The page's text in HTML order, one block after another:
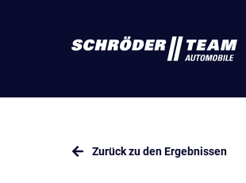
Zurück zu den Ergebnissen